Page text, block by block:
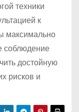
техники
к
максимально
соблюдение
достойную
рисков и